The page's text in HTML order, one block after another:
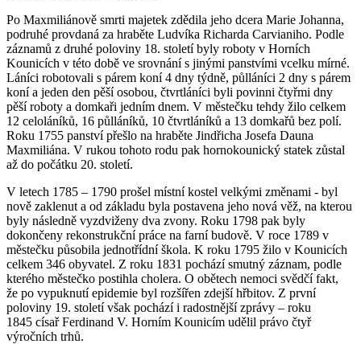
Po Maxmiliánově smrti majetek zdědila jeho dcera Marie Johanna,
podruhé provdaná za hraběte Ludvíka Richarda Carvianiho. Podle
záznamů z druhé poloviny 18. století byly roboty v Horních
Kounicích v této době ve srovnání s jinými panstvími vcelku mírné.
Láníci robotovali s párem koní 4 dny týdně, půlláníci 2 dny s párem
koní a jeden den pěší osobou, čtvrtláníci byli povinni čtyřmi dny
pěší roboty a domkaři jedním dnem. V městečku tehdy žilo celkem
12 celoláníků, 16 půlláníků, 10 čtvrtláníků a 13 domkařů bez polí.
Roku 1755 panství přešlo na hraběte Jindřicha Josefa Dauna
Maxmiliána. V rukou tohoto rodu pak hornokounický statek zůstal
až do počátku 20. století.
V letech 1785 – 1790 prošel místní kostel velkými změnami - byl
nově zaklenut a od základu byla postavena jeho nová věž, na kterou
byly následně vyzdviženy dva zvony. Roku 1798 pak byly
dokončeny rekonstrukční práce na farní budově. V roce 1789 v
městečku působila jednotřídní škola. K roku 1795 žilo v Kounicích
celkem 346 obyvatel. Z roku 1831 pochází smutný záznam, podle
kterého městečko postihla cholera. O obětech nemoci svědčí fakt,
že po vypuknutí epidemie byl rozšířen zdejší hřbitov. Z první
poloviny 19. století však pochází i radostnější zprávy – roku
1845 císař Ferdinand V. Horním Kounicím udělil právo čtyř
výročních trhů.